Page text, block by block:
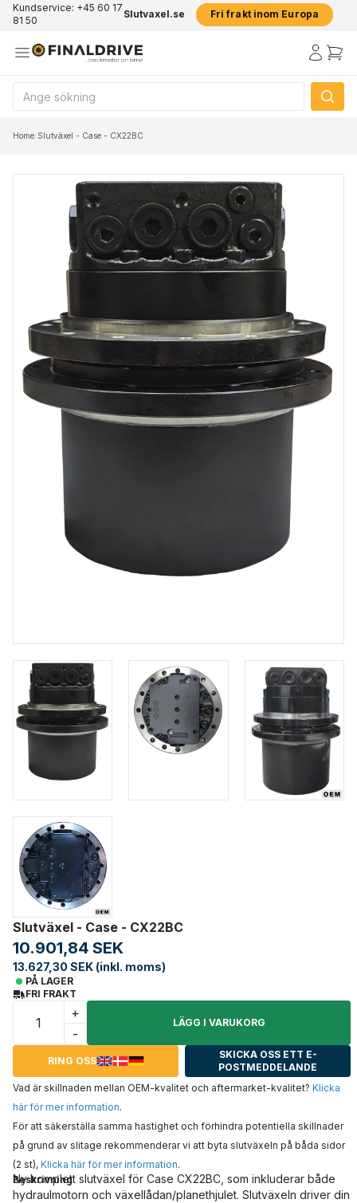
Kundservice: +45 60 17
81 50
Slutvaxel.se Fri frakt inom Europa
Home/Slutväxel - Case - CX22BC
Slutväxel - Case - CX22BC
10.901,84 SEK
13.627,30 SEK (inkl. moms)
PÅ LAGER
FRI FRAKT
+
-
LÄGG I VARUKORG
RING OSS
SKICKA OSS ETT E-
POSTMEDDELANDE
Vad är skillnaden mellan OEM-kvalitet och aftermarket-kvalitet? Klicka
här för mer information.
För att säkerställa samma hastighet och förhindra potentiella skillnader
på grund av slitage rekommenderar vi att byta slutväxeln på båda sidor
(2 st), Klicka här för mer information.
Beskrivning
Ny komplett slutväxel för Case CX22BC, som inkluderar både
hydraulmotorn och växellådan/planethjulet. Slutväxeln driver din